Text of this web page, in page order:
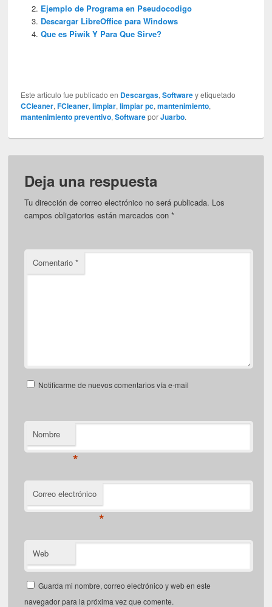
Ejemplo de Programa en Pseudocodigo
Descargar LibreOffice para Windows
Que es Piwik Y Para Que Sirve?
Este articulo fue publicado en Descargas,Softwarey etiquetado
CCleaner,FCleaner,limpiar,limpiar pc,mantenimiento,
mantenimiento preventivo,SoftwareporJuarbo.
Deja una respuesta
Tu dirección de correo electrónico no será publicada. Los
campos obligatorios están marcados con*
Comentario*
Notificarme de nuevos comentarios vía e-mail
Nombre
*
Correo electrónico
*
Web
Guarda mi nombre, correo electrónico y web en este
navegador para la próxima vez que comente.